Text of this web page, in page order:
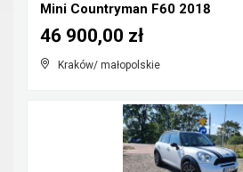
Mini Countryman F60 2018
Kraków/ małopolskie
46 900,00 zł